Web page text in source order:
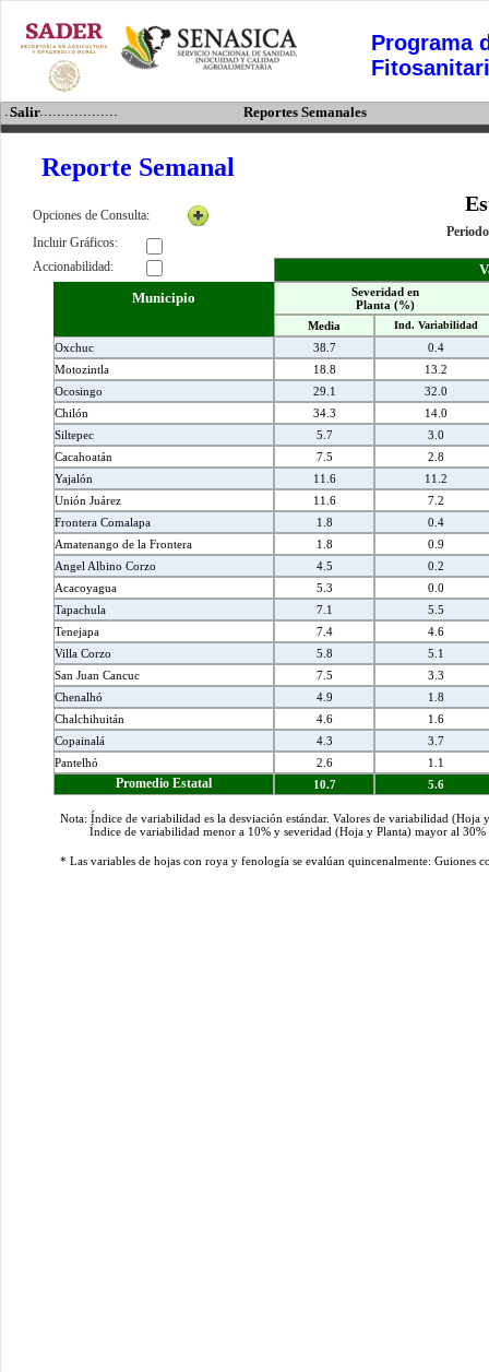
Salir
.......................... Reportes Semanales
Municipio
Severidad en
Planta (%)
Media
Ind. Variabilidad
Oxchuc 38.7
0.4
Motozintla
18.8
13.2
Ocosingo
29.1
32.0
Chilón
34.3
14.0
Siltepec
5.7
3.0
Cacahoatán
7.5
2.8
Yajalón
11.6
11.2
Unión Juárez
11.6
7.2
Frontera Comalapa
1.8
0.4
Amatenango de la Frontera
1.8
0.9
Angel Albino Corzo
4.5
0.2
Acacoyagua
5.3
0.0
Tapachula
7.1
5.5
Tenejapa
7.4
4.6
Villa Corzo
5.8
5.1
San Juan Cancuc
7.5
3.3
Chenalhó
4.9
1.8
Chalchihuitán
4.6
1.6
Copainalá
4.3
3.7
Pantelhó
2.6 1.1
Promedio Estatal 10.7 5.6
Nota: Índice de variabilidad es la desviación estándar. Valores de variabilidad
Índice de variabilidad menor a 10% y severidad (Hoja y Planta) mayor al 30%
* Las variables de hojas con roya y fenología se evalúan quincenalmente: Guiones
Reporte Semanal
Programa
Opciones de Consulta:
Incluir Gráficos:
Accionabilidad: